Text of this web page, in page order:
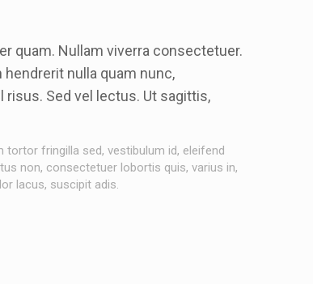
quam. Nullam viverra consectetuer.
nulla quam nunc,
Sed vel lectus. Ut sagittis,
tortor fringilla sed, vestibulum id, eleifend
non, consectetuer lobortis quis, varius in,
lacus, suscipit adis.